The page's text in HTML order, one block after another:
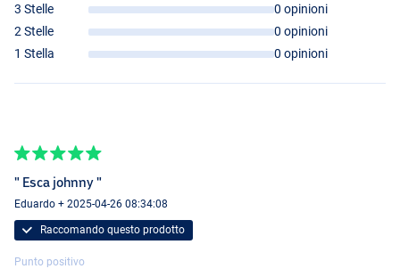
Fire Tiger
3 Stelle
0 opinioni
2 Stelle
0 opinioni
1 Stella
0 opinioni
" Esca johnny "
Eduardo + 2025-04-26 08:34:08
Raccomando questo prodotto
Punto positivo